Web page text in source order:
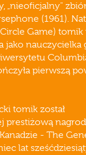
„nieoficjalny"
(1961).
Game)
jako nauczycielka
pierwszą
tomik został
prestiżową
- The
lat